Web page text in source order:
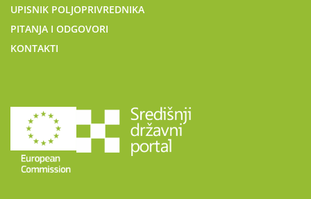
UPISNIK POLJOPRIVREDNIKA
PITANJA I ODGOVORI
KONTAKTI